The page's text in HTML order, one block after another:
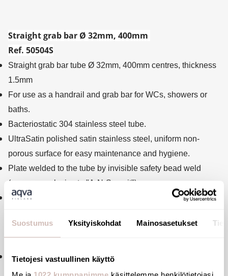
Suostumus Yksityiskohdat Mainosasetukset
Tietojesi vastuullinen käyttö
Straight grab bar Ø 32mm, 400mm
Ref. 50504S
Straight grab bar tube Ø 32mm, 400mm centres, thickness
1.5mm
For use as a handrail and grab bar for WCs, showers or
baths.
Bacteriostatic 304 stainless steel tube.
UltraSatin polished satin stainless steel, uniform non-
porous surface for easy maintenance and hygiene.
Plate welded to the tube by invisible safety bead weld
(process exclusive to "ArN-Securit").
40mm gap between the bar and the wall: minimal space
wall, reducing the risk of fracture in case of loss of
Fixings concealed by a 3-hole cover plate, 304 stainless
steel, Ø 72mm.